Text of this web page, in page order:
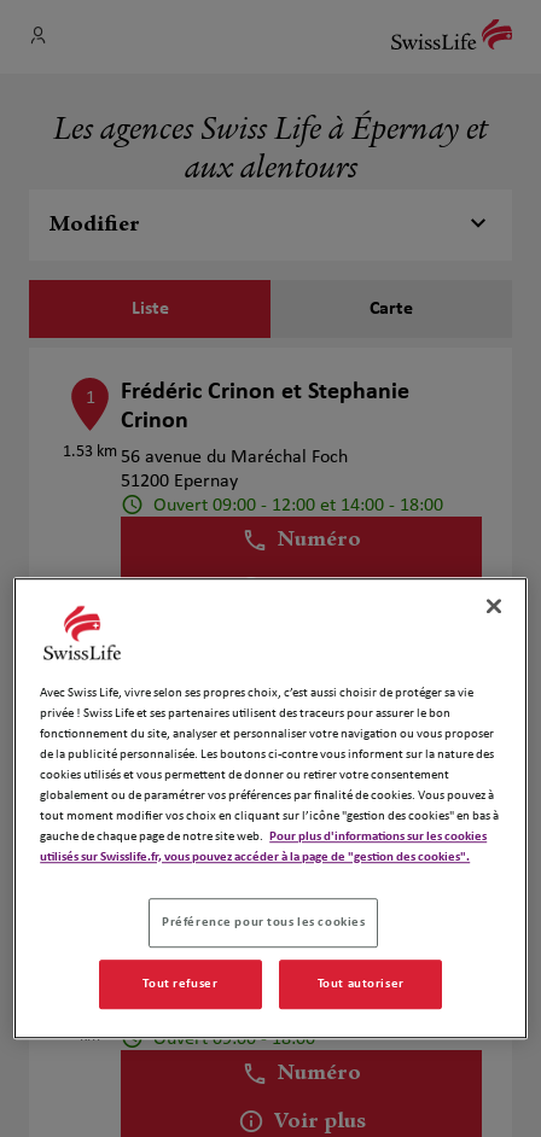
Les agences Swiss Life à Épernay et
aux alentours
Modifier
Liste Carte
1
1.53 km
Frédéric Crinon et Stephanie
Crinon
56 avenue du Maréchal Foch
51200 Epernay
Ouvert 09:00 - 12:00 et 14:00 - 18:00
Numéro
2
2.07 km
Michel Subille
31 Avenue Ernest Vallé
51200 Épernay
Ouvert 09:00 - 12:00 et 14:00 - 18:00
Numéro
Voir plus
15.86
km
Fréderic et Stéphanie Crinon
25 Rue de Châlons
51130 Vertus
Ouvert 09:00 - 18:00
Numéro
Voir plus
Avec Swiss Life, vivre selon ses propres choix, c’est aussi choisir de protéger sa vie
privée ! Swiss Life et ses partenaires utilisent des traceurs pour assurer le bon
fonctionnement du site, analyser et personnaliser votre navigation ou vous proposer
de la publicité personnalisée. Les boutons ci-contre vous informent sur la nature des
cookies utilisés et vous permettent de donner ou retirer votre consentement
globalement ou de paramétrer vos préférences par finalité de cookies. Vous pouvez à
tout moment modifier vos choix en cliquant sur l’icône "gestion des cookies" en bas à
gauche de chaque page de notre site web.
Pour plus d'informations sur les cookies
utilisés sur Swisslife.fr, vous pouvez accéder à la page de "gestion des cookies".
Préférence pour tous les cookies
Tout refuser Tout autoriser